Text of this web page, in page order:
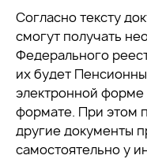
Согласно тексту
смогут получать
Федерального
их будет
электронной
формате. При этом
другие документы
самостоятельно у